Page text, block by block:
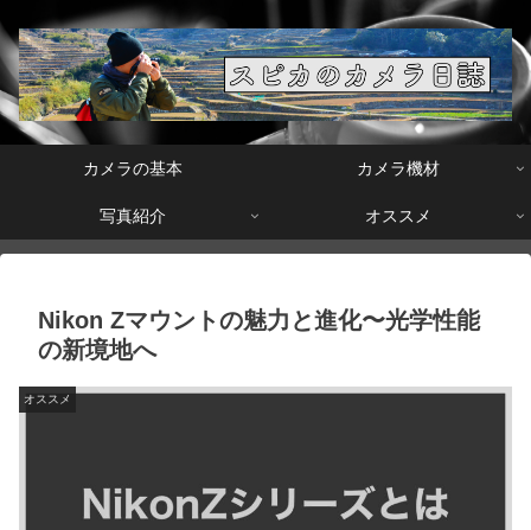
カメラの基本 カメラ機材
写真紹介 オススメ
Nikon Zマウントの魅力と進化〜光学性能
の新境地へ
オススメ